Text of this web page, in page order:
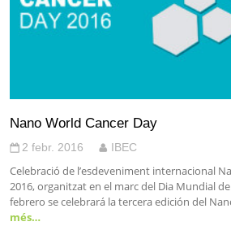
Nano World Cancer Day
2 febr. 2016 IBEC
Celebració de l’esdeveniment internacional
2016, organitzat en el marc del Dia Mundial
febrero se celebrará la tercera edición del
més…